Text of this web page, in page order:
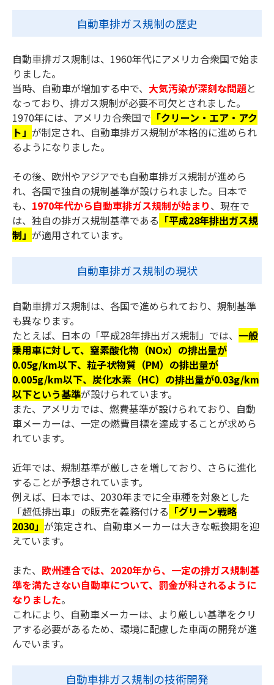
自動車排ガス規制の歴史
自動車排ガス規制は、1960年代にアメリカ合衆国で始ま
りました。
当時、自動車が増加する中で、 大気汚染が深刻な問題と
なっており、排ガス規制が必要不可欠とされました。
1970年には、アメリカ合衆国で 「クリーン・エア・アク
ト」 が制定され、自動車排ガス規制が本格的に進められ
るようになりました。
その後、欧州やアジアでも自動車排ガス規制が進めら
れ、各国で独自の規制基準が設けられました。日本で
も、 1970年代から自動車排ガス規制が始まり、現在で
は、独自の排ガス規制基準である 「平成28年排出ガス規
制」 が適用されています。
自動車排ガス規制の現状
自動車排ガス規制は、各国で進められており、規制基準
も異なります。
たとえば、日本の「平成28年排出ガス規制」では、 一般
乗用車に対して、窒素酸化物（NOx）の排出量が
0.05g/km以下、粒子状物質（PM）の排出量が
0.005g/km以下、炭化水素（HC）の排出量が0.03g/km
以下という基準が設けられています。
また、アメリカでは、燃費基準が設けられており、自動
車メーカーは、一定の燃費目標を達成することが求めら
れています。
近年では、規制基準が厳しさを増しており、さらに進化
することが予想されています。
例えば、日本では、2030年までに全車種を対象とした
「超低排出車」の販売を義務付ける 「グリーン戦略
2030」 が策定され、自動車メーカーは大きな転換期を迎
えています。
また、 欧州連合では、2020年から、一定の排ガス規制基
準を満たさない自動車について、罰金が科されるように
なりました。
これにより、自動車メーカーは、より厳しい基準をクリ
アする必要があるため、環境に配慮した車両の開発が進
んでいます。
自動車排ガス規制の技術開発